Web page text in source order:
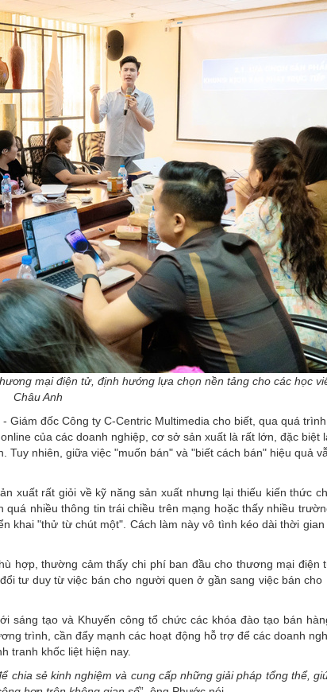
mại điện tử, định hướng lựa chọn nền tảng cho các học
Châu Anh
đốc Công ty C-Centric Multimedia cho biết, qua quá
của các doanh nghiệp, cơ sở sản xuất là rất lớn, đặc biệt
nhiên, giữa việc "muốn bán" và "biết cách bán" hiệu quả
xuất rất giỏi về kỹ năng sản xuất nhưng lại thiếu kiến thức
nhiều thông tin trái chiều trên mạng hoặc thấy nhiều
khai "thử từ chút một". Cách làm này vô tình kéo dài thời gian
hợp, thường cảm thấy chi phí ban đầu cho thương mại điện
tư duy từ việc bán cho người quen ở gần sang việc bán
sáng tạo và Khuyến công tổ chức các khóa đào tạo bán
trình, cần đẩy mạnh các hoạt động hỗ trợ để các doanh
tranh khốc liệt hiện nay.
chia sẻ kinh nghiệm và cung cấp những giải pháp tổng thể,